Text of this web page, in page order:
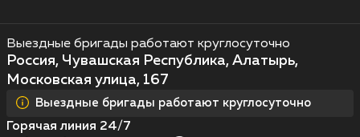
Выездные бригады работают круглосуточно
Россия, Чувашская Республика, Алатырь,
Московская улица, 167
Выездные бригады работают круглосуточно
Горячая линия 24/7